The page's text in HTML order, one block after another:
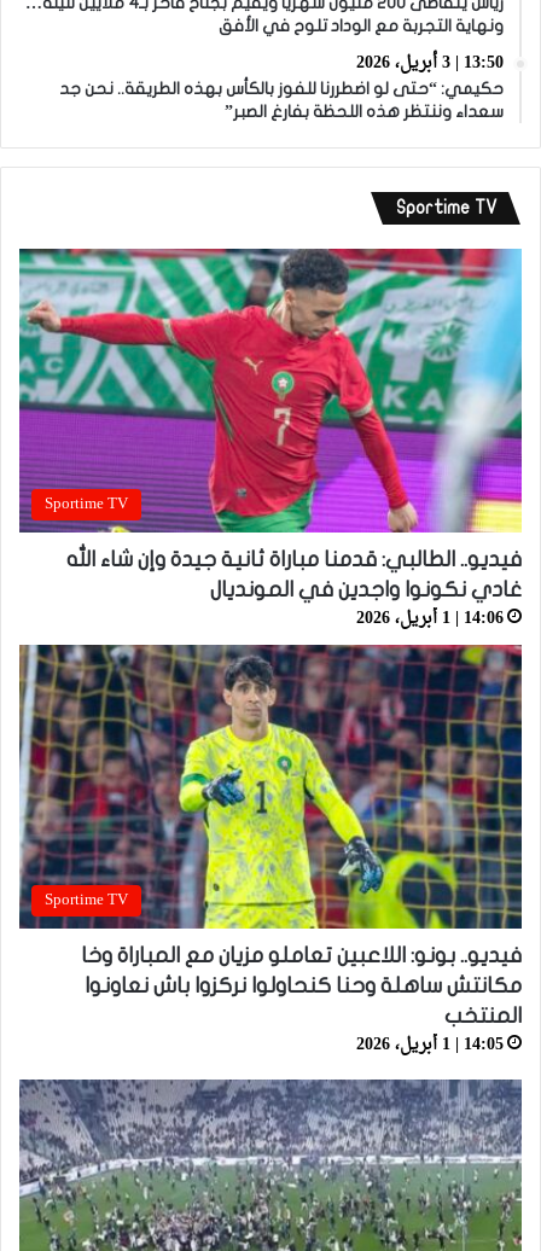
ونهاية التجربة مع الوداد تلوح في الأفق
13:50 | 3 أبريل، 2026
حكيمي: “حتى لو اضطررنا للفوز بالكأس بهذه الطريقة.. نحن جد
سعداء وننتظر هذه اللحظة بفارغ الصبر”
Sportime TV
Sportime TV
فيديو.. الطالبي: قدمنا مباراة ثانية جيدة وإن شاء الله
غادي نكونوا واجدين في المونديال
14:06 | 1 أبريل، 2026
Sportime TV
فيديو.. بونو: اللاعبين تعاملو مزيان مع المباراة وخا
مكانتش ساهلة وحنا كنحاولوا نركزوا باش نعاونوا
المنتخب
14:05 | 1 أبريل، 2026